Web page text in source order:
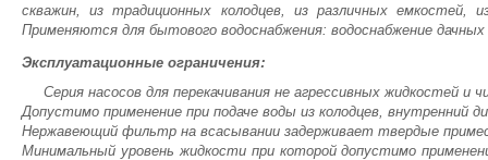
скважин, из традиционных колодцев, из различных емкостей,
Применяются для бытового водоснабжения: водоснабжение
Эксплуатационные ограничения:
Серия насосов для перекачивания не агрессивных жидкостей
Допустимо применение при подаче воды из колодцев, внутренний
Нержавеющий фильтр на всасывании задерживает твердые
Минимальный уровень жидкости при которой допустимо